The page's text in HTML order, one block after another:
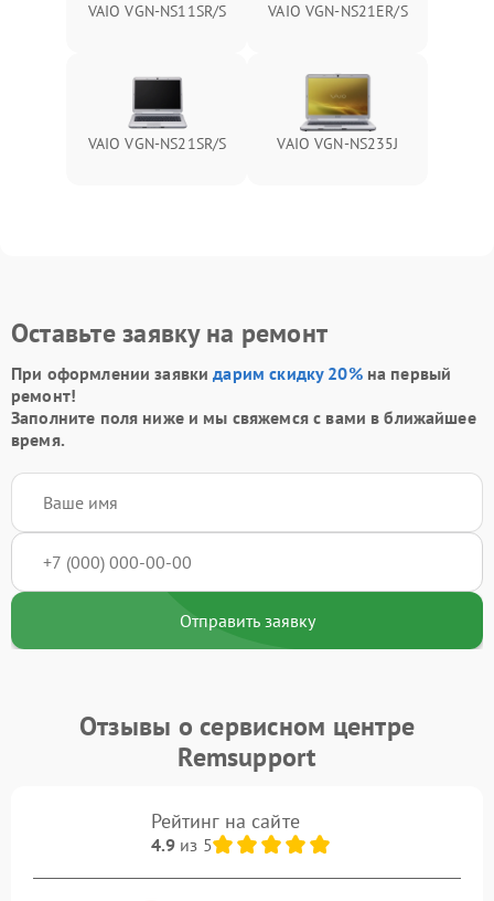
VAIO VGN-NS11SR/S VAIO VGN-NS21ER/S
VAIO VGN-NS21SR/S VAIO VGN-NS235J
Оставьте заявку на ремонт
При оформлении заявкидарим скидку 20%на первый
ремонт!
Заполните поля ниже и мы свяжемся с вами в ближайшее
время.
Отправить заявку
Отзывы о сервисном центре
Remsupport
Рейтинг на сайте
4.9из 5